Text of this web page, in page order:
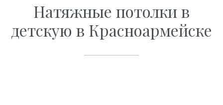
Натяжные потолки в
детскую в Красноармейске